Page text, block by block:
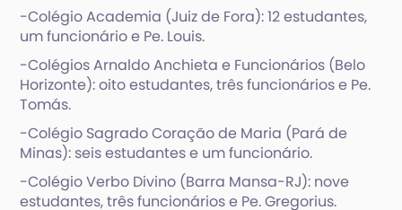
-Colégio Academia (Juiz de Fora): 12 estudantes,
um funcionário e Pe. Louis.
-Colégios Arnaldo Anchieta e Funcionários (Belo
Horizonte): oito estudantes, três funcionários e Pe.
Tomás.
-Colégio Sagrado Coração de Maria (Pará de
Minas): seis estudantes e um funcionário.
-Colégio Verbo Divino (Barra Mansa-RJ): nove
estudantes, três funcionários e Pe. Gregorius.